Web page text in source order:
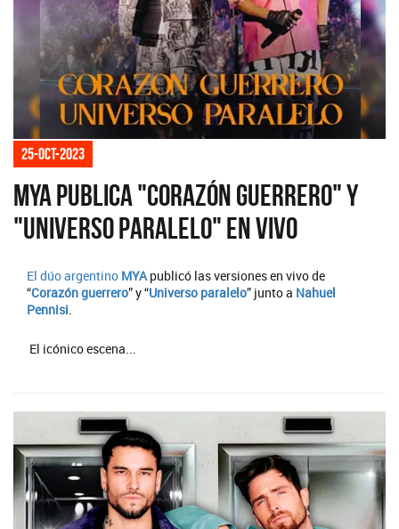
25-oct-2023
MYA publica "Corazón guerrero" y
"Universo paralelo" en vivo
El dúo argentino MYApublicó las versiones en vivo de
“Corazón guerrero” y “Universo paralelo” junto a Nahuel
Pennisi.
El icónico escena...